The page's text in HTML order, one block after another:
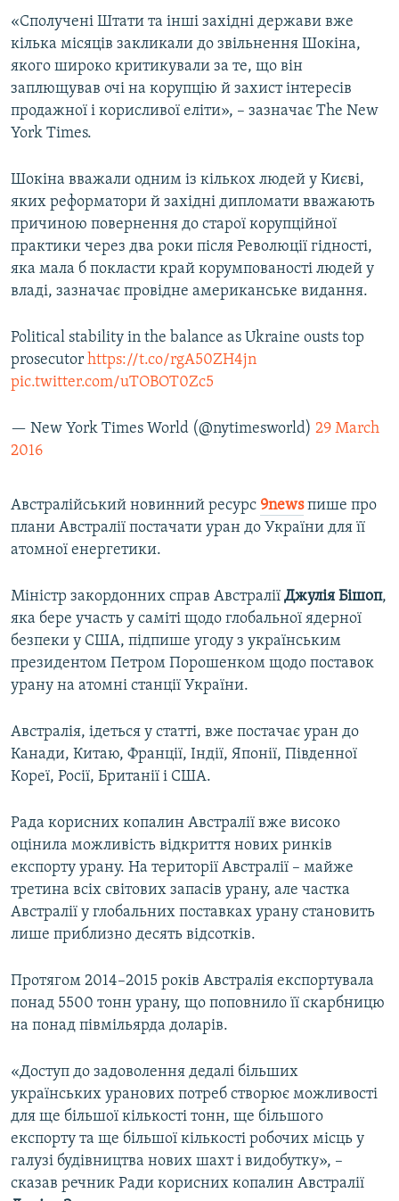
«Сполучені Штати та інші західні держави вже
кілька місяців закликали до звільнення Шокіна,
якого широко критикували за те, що він
заплющував очі на корупцію й захист інтересів
продажної і корисливої еліти», – зазначає The New
York Times.
Шокіна вважали одним із кількох людей у Києві,
яких реформатори й західні дипломати вважають
причиною повернення до старої корупційної
практики через два роки після Революції гідності,
яка мала б покласти край корумпованості людей у
владі, зазначає провідне американське видання.
Political stability in the balance as Ukraine ousts top
prosecutor https://t.co/rgA50ZH4jn
pic.twitter.com/uTOBOT0Zc5
— New York Times World (@nytimesworld) 29 March
2016
Австралійський новинний ресурс 9newsпише про
плани Австралії постачати уран до України для її
атомної енергетики.
Міністр закордонних справ Австралії Джулія Бішоп,
яка бере участь у саміті щодо глобальної ядерної
безпеки у США, підпише угоду з українським
президентом Петром Порошенком щодо поставок
урану на атомні станції України.
Австралія, ідеться у статті, вже постачає уран до
Канади, Китаю, Франції, Індії, Японії, Південної
Кореї, Росії, Британії і США.
Рада корисних копалин Австралії вже високо
оцінила можливість відкриття нових ринків
експорту урану. На території Австралії – майже
третина всіх світових запасів урану, але частка
Австралії у глобальних поставках урану становить
лише приблизно десять відсотків.
Протягом 2014–2015 років Австралія експортувала
понад 5500 тонн урану, що поповнило її скарбницю
на понад півмільярда доларів.
«Доступ до задоволення дедалі більших
українських уранових потреб створює можливості
для ще більшої кількості тонн, ще більшого
експорту та ще більшої кількості робочих місць у
галузі будівництва нових шахт і видобутку», –
сказав речник Ради корисних копалин Австралії